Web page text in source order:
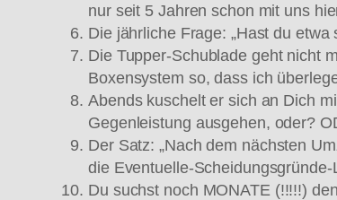
nur seit 5 Jahren schon mit uns
Die jährliche Frage: „Hast du
Die Tupper-Schublade geht nicht
Boxensystem so, dass ich
Abends kuschelt er sich an Dich
Gegenleistung ausgehen, oder?
Der Satz: „Nach dem nächsten
die Eventuelle-
Du suchst noch MONATE (!!!!!)